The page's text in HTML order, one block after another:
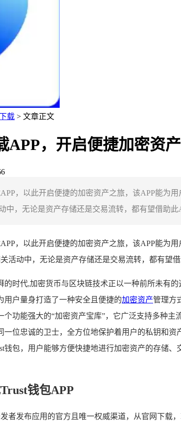
载 > 文章正文
APP，开启便捷加密资
，以此开启便捷的加密资产之旅，该APP能为
中，无论是资产存储还是交易流转，都有望借助
，以此开启便捷的加密资产之旅，该APP能为
活动中，无论是资产存储还是交易流转，都有望
的时代,加密货币与区块链技术正以一种前所未有
用户量身打造了一种安全且便捷的加密资产管理方
个功能强大的“加密资产宝库”，它广泛支持多种
一位忠诚的卫士，全方位地保护着用户的私钥和
钱包，用户能够方便快捷地进行加密资产的存储
钱包APP
者发布应用的官方且唯一权威渠道，从官网下载